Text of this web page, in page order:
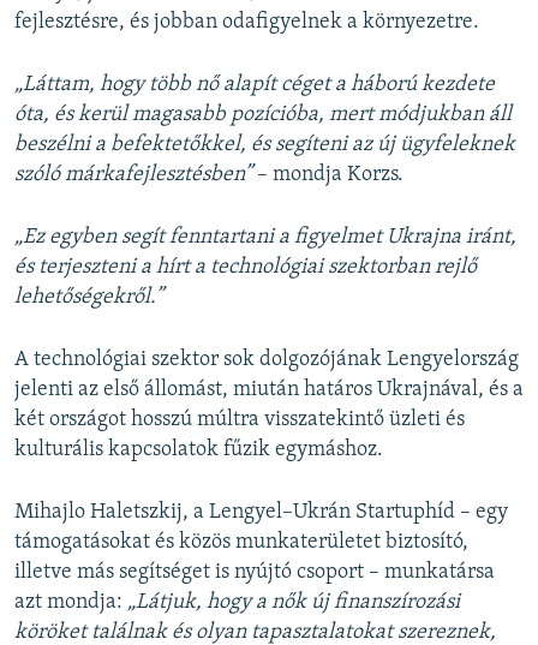
fejlesztésre, és jobban odafigyelnek a környezetre.
„Láttam, hogy több nő alapít céget a háború kezdete
óta, és kerül magasabb pozícióba, mert módjukban áll
beszélni a befektetőkkel, és segíteni az új ügyfeleknek
szóló márkafejlesztésben”– mondja Korzs.
„Ez egyben segít fenntartani a figyelmet Ukrajna iránt,
és terjeszteni a hírt a technológiai szektorban rejlő
lehetőségekről.”
A technológiai szektor sok dolgozójának Lengyelország
jelenti az első állomást, miután határos Ukrajnával, és a
két országot hosszú múltra visszatekintő üzleti és
kulturális kapcsolatok fűzik egymáshoz.
Mihajlo Haletszkij, a Lengyel–Ukrán Startuphíd – egy
támogatásokat és közös munkaterületet biztosító,
illetve más segítséget is nyújtó csoport – munkatársa
azt mondja: „Látjuk, hogy a nők új finanszírozási
köröket találnak és olyan tapasztalatokat szereznek,